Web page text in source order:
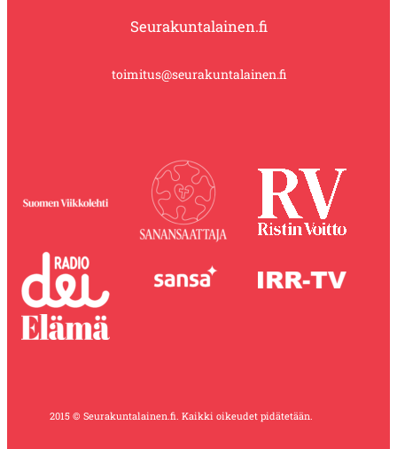
Seurakuntalainen.fi
toimitus@seurakuntalainen.fi
2015 © Seurakuntalainen.fi. Kaikki oikeudet pidätetään.